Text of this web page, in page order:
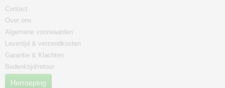
Contact
Over ons
Algemene voorwaarden
Levertijd & verzendkosten
Garantie & Klachten
Bedenktijd/retour
Herroeping